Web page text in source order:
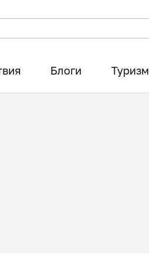
Блоги Туризм